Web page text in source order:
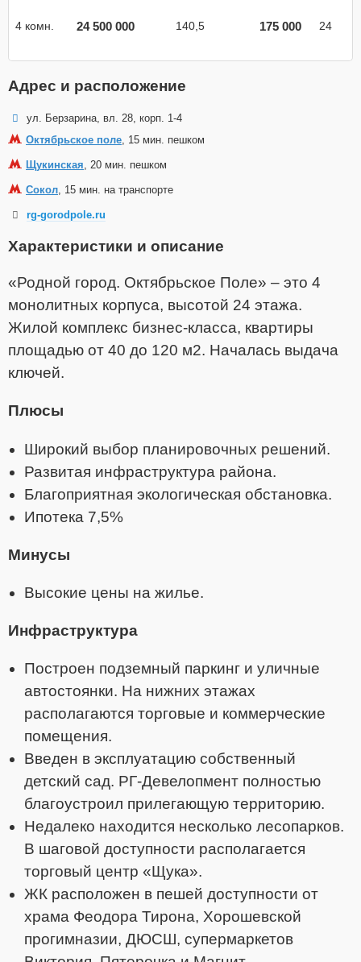
4 комн. 24 500 000 140,5 175 000 24
Адрес и расположение
ул. Берзарина, вл. 28, корп. 1-4
Октябрьское поле, 15 мин. пешком
Щукинская, 20 мин. пешком
Сокол, 15 мин. на транспорте
rg-gorodpole.ru
Характеристики и описание
«Родной город. Октябрьское Поле» – это 4
монолитных корпуса, высотой 24 этажа.
Жилой комплекс бизнес-класса, квартиры
площадью от 40 до 120 м2. Началась выдача
ключей.
Плюсы
Широкий выбор планировочных решений.
Развитая инфраструктура района.
Благоприятная экологическая обстановка.
Ипотека 7,5%
Минусы
Высокие цены на жилье.
Инфраструктура
Построен подземный паркинг и уличные
автостоянки. На нижних этажах
располагаются торговые и коммерческие
помещения.
Введен в эксплуатацию собственный
детский сад. РГ-Девелопмент полностью
благоустроил прилегающую территорию.
Недалеко находится несколько лесопарков.
В шаговой доступности располагается
торговый центр «Щука».
ЖК расположен в пешей доступности от
храма Феодора Тирона, Хорошевской
прогимназии, ДЮСШ, супермаркетов